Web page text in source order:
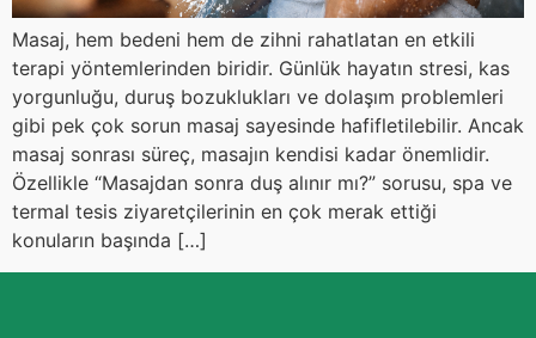
Masaj, hem bedeni hem de zihni rahatlatan en etkili
terapi yöntemlerinden biridir. Günlük hayatın stresi, kas
yorgunluğu, duruş bozuklukları ve dolaşım problemleri
gibi pek çok sorun masaj sayesinde hafifletilebilir. Ancak
masaj sonrası süreç, masajın kendisi kadar önemlidir.
Özellikle “Masajdan sonra duş alınır mı?” sorusu, spa ve
termal tesis ziyaretçilerinin en çok merak ettiği
konuların başında […]